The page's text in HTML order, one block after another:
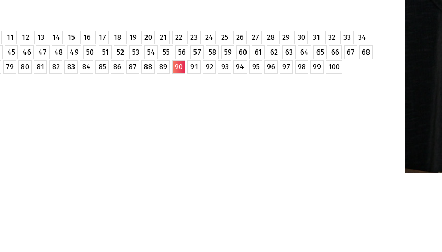
11 12 13 14 15 16 17 18 19 20 21 22 23 24 25 26 27 28 29 30 31 32 33
34
45 46 47 48 49 50 51 52 53 54 55 56 57 58 59 60 61 62 63 64 65 66 67
68
79 80 81 82 83 84 85 86 87 88 89 90 91 92 93 94 95 96 97 98 99 100